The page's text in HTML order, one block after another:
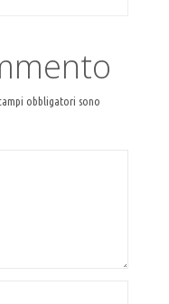
obbligatori sono